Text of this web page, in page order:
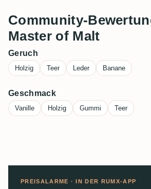
Community-
Master of Malt
Geruch
Holzig Teer Leder Banane
Geschmack
Vanille Holzig Gummi Teer
PREISALARME · IN DER RUMX-APP